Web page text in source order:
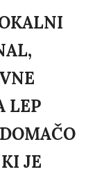
LEP
JE